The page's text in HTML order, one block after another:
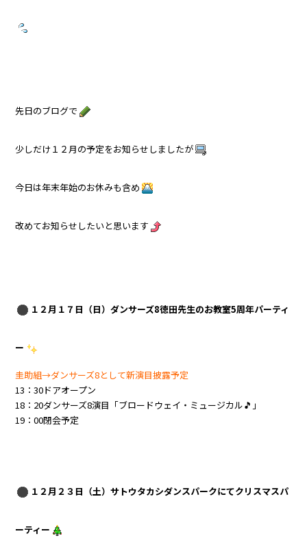
先日のブログで
少しだけ１２月の予定をお知らせしましたが
今日は年末年始のお休みも含め
改めてお知らせしたいと思います
１２月１７日（日）ダンサーズ8徳田先生のお教室5周年パーティ
ー
圭助組→ダンサーズ8として新演目披露予定
13：30ドアオープン
18：20ダンサーズ8演目「ブロードウェイ・ミュージカル🎵」
19：00閉会予定
１２月２３日（土）サトウタカシダンスパークにてクリスマスパ
ーティー